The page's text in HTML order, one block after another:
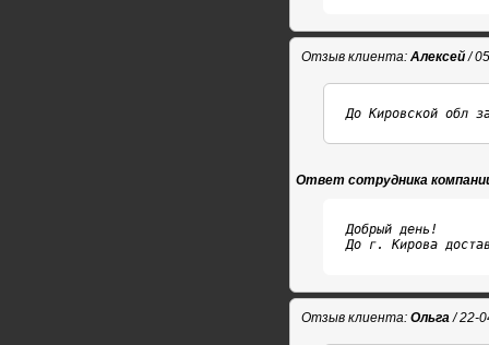
Отзыв клиента: Алексей/
До Кировской обл
Ответ сотрудника
Добрый день!
До г. Кирова
Отзыв клиента: Ольга/ 22-